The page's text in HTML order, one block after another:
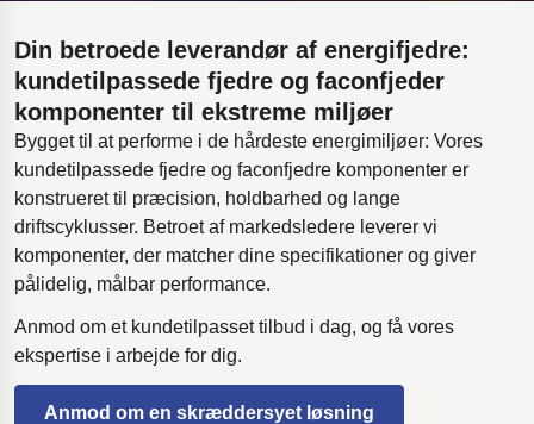
Din betroede leverandør af energifjedre:
kundetilpassede fjedre og faconfjeder
komponenter til ekstreme miljøer
Bygget til at performe i de hårdeste energimiljøer: Vores
kundetilpassede fjedre og faconfjedre komponenter er
konstrueret til præcision, holdbarhed og lange
driftscyklusser. Betroet af markedsledere leverer vi
komponenter, der matcher dine specifikationer og giver
pålidelig, målbar performance.
Anmod om et kundetilpasset tilbud i dag, og få vores
ekspertise i arbejde for dig.
Anmod om en skræddersyet løsning